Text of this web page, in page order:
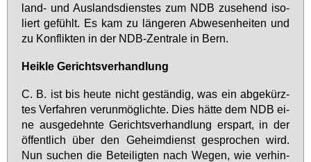
land- und Aus­lands­diens­tes zum NDB zu­se­hend iso­
liert ge­fühlt. Es kam zu län­ge­ren Ab­we­sen­hei­ten und
zu Kon­flik­ten in der NDB-Zen­tra­le in Bern.
Heik­le Ge­richts­ver­hand­lung
C. B. ist bis heu­te nicht ge­stän­dig, was ein ab­ge­kürz­
tes Ver­fah­ren ver­un­mög­lich­te. Dies hät­te dem NDB ei­
ne aus­ge­dehn­te Ge­richts­ver­hand­lung er­spart, in der
öf­fent­lich über den Ge­heim­dienst ge­spro­chen wird.
Nun su­chen die Be­tei­lig­ten nach We­gen, wie ver­hin­